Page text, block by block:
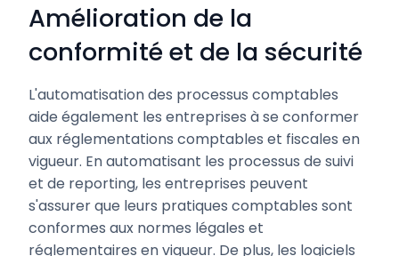
Amélioration de la
conformité et de la sécurité
L'automatisation des processus comptables
aide également les entreprises à se conformer
aux réglementations comptables et fiscales en
vigueur. En automatisant les processus de suivi
et de reporting, les entreprises peuvent
s'assurer que leurs pratiques comptables sont
conformes aux normes légales et
réglementaires en vigueur. De plus, les logiciels